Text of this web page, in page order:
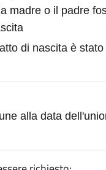
madre o il padre
di nascita è
alla data